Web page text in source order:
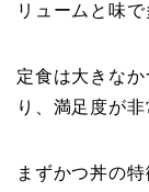
リュームと味
定食は大きな
り、満足度が非
まずかつ丼の